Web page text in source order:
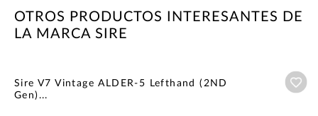
OTROS PRODUCTOS INTERESANTES DE
LA MARCA SIRE
Sire V7 Vintage ALDER-5 Lefthand (2ND
Gen)...